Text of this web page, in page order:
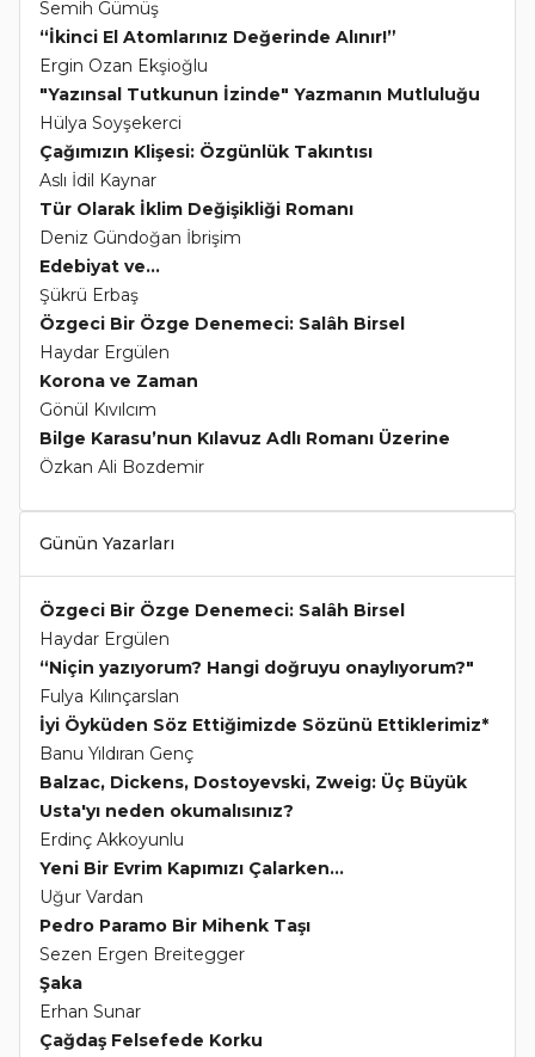
Semih Gümüş
“İkinci El Atomlarınız Değerinde Alınır!”
Ergin Ozan Ekşioğlu
"Yazınsal Tutkunun İzinde" Yazmanın Mutluluğu
Hülya Soyşekerci
Çağımızın Klişesi: Özgünlük Takıntısı
Aslı İdil Kaynar
Tür Olarak İklim Değişikliği Romanı
Deniz Gündoğan İbrişim
Edebiyat ve...
Şükrü Erbaş
Özgeci Bir Özge Denemeci: Salâh Birsel
Haydar Ergülen
Korona ve Zaman
Gönül Kıvılcım
Bilge Karasu’nun Kılavuz Adlı Romanı Üzerine
Özkan Ali Bozdemir
Günün Yazarları
Özgeci Bir Özge Denemeci: Salâh Birsel
Haydar Ergülen
“Niçin yazıyorum? Hangi doğruyu onaylıyorum?"
Fulya Kılınçarslan
İyi Öyküden Söz Ettiğimizde Sözünü Ettiklerimiz*
Banu Yıldıran Genç
Balzac, Dickens, Dostoyevski, Zweig: Üç Büyük
Usta'yı neden okumalısınız?
Erdinç Akkoyunlu
Yeni Bir Evrim Kapımızı Çalarken...
Uğur Vardan
Pedro Paramo Bir Mihenk Taşı
Sezen Ergen Breitegger
Şaka
Erhan Sunar
Çağdaş Felsefede Korku